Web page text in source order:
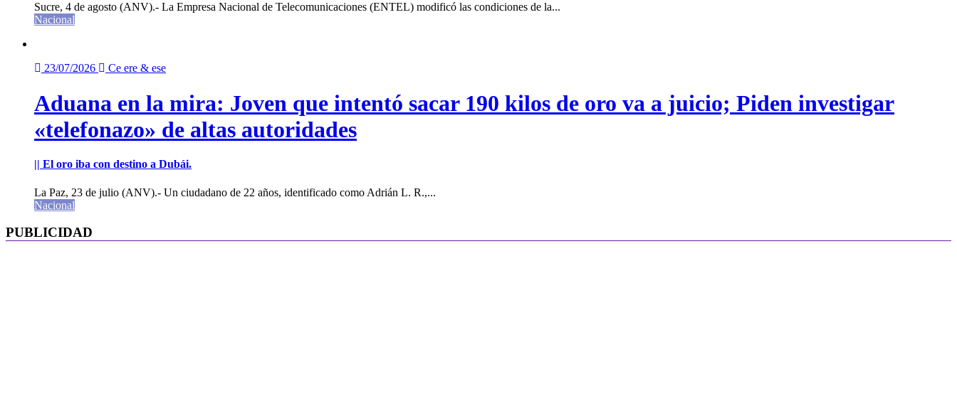
Sucre, 4 de agosto (ANV).- La Empresa Nacional de Telecomunicaciones (ENTEL) modificó las condiciones de la...
Nacional
23/07/2026 Ce ere & ese
Aduana en la mira: Joven que intentó sacar 190 kilos de oro va a juicio; Piden investigar
«telefonazo» de altas autoridades
|| El oro iba con destino a Dubái.
La Paz, 23 de julio (ANV).- Un ciudadano de 22 años, identificado como Adrián L. R.,...
Nacional
PUBLICIDAD